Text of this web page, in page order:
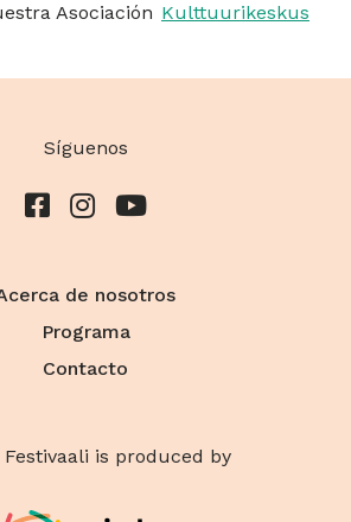
Asociación Kulttuurikeskus
Síguenos
de nosotros
Programa
Contacto
is produced by